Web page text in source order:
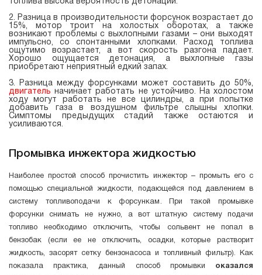
Разница в производительности форсунок возрастает до
15%, мотор троит на холостых оборотах, а также
возникают проблемы с выхлопными газами – они выходят
импульсно, со спонтанными хлопками. Расход топлива
ощутимо возрастает, а вот скорость разгона падает.
Хорошо ощущается детонация, а выхлопные газы
приобретают неприятный едкий запах.
Разница между форсунками может составить до 50%,
двигатель начинает работать не устойчиво. На холостом
ходу могут работать не все цилиндры, а при попытке
добавить газа в воздушном фильтре слышны хлопки.
Симптомы предыдущих стадий также остаются и
усиливаются.
Промывка инжектора жидкостью
Наиболее простой способ прочистить инжектор – промыть его с
помощью специальной жидкости, подающейся под давлением в
систему топливоподачи к форсункам. При такой промывке
форсунки снимать не нужно, а вот штатную систему подачи
топливо необходимо отключить, чтобы сольвент не попал в
бензобак (если ее не отключить, осадки, которые растворит
жидкость, засорят сетку бензонасоса и топливный фильтр). Как
показала практика, данный способ промывки оказался